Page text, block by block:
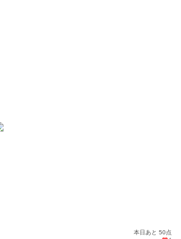
本日あと 50点